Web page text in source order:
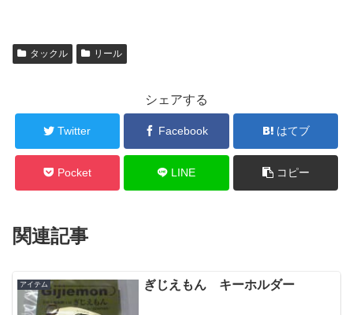
タックル リール
シェアする
Twitter Facebook はてブ
Pocket LINE コピー
関連記事
アイテム ぎじえもん キーホルダー